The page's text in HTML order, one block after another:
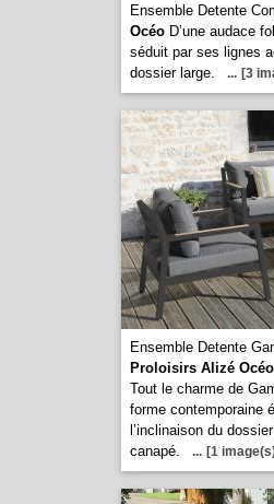
Ensemble Detente
OcéoD’une audace
séduit par ses lignes
dossier large.
... [3
Ensemble Detente
Proloisirs Alizé Océo
Tout le charme de
forme contemporaine
l’inclinaison du
canapé.
... [1